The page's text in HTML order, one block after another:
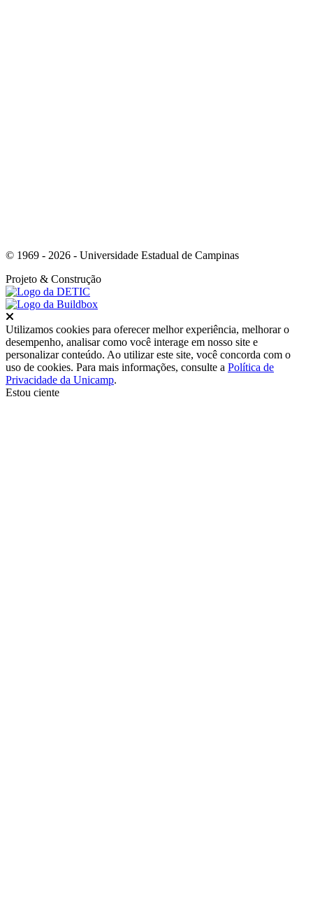
© 1969 - 2026 - Universidade Estadual de Campinas
Projeto & Construção
Utilizamos cookies para oferecer melhor experiência, melhorar o
desempenho, analisar como você interage em nosso site e
personalizar conteúdo. Ao utilizar este site, você concorda com o
uso de cookies. Para mais informações, consulte a Política de
Privacidade da Unicamp.
Estou ciente